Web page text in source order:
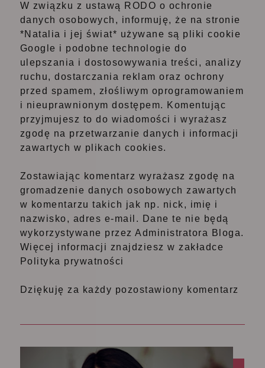
W związku z ustawą RODO o ochronie
danych osobowych, informuję, że na stronie
*Natalia i jej świat* używane są pliki cookie
Google i podobne technologie do
ulepszania i dostosowywania treści, analizy
ruchu, dostarczania reklam oraz ochrony
przed spamem, złośliwym oprogramowaniem
i nieuprawnionym dostępem. Komentując
przyjmujesz to do wiadomości i wyrażasz
zgodę na przetwarzanie danych i informacji
zawartych w plikach cookies.
Zostawiając komentarz wyrażasz zgodę na
gromadzenie danych osobowych zawartych
w komentarzu takich jak np. nick, imię i
nazwisko, adres e-mail. Dane te nie będą
wykorzystywane przez Administratora Bloga.
Więcej informacji znajdziesz w zakładce
Polityka prywatności
Dziękuję za każdy pozostawiony komentarz